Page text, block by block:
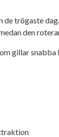
trögaste
den
gillar snabba